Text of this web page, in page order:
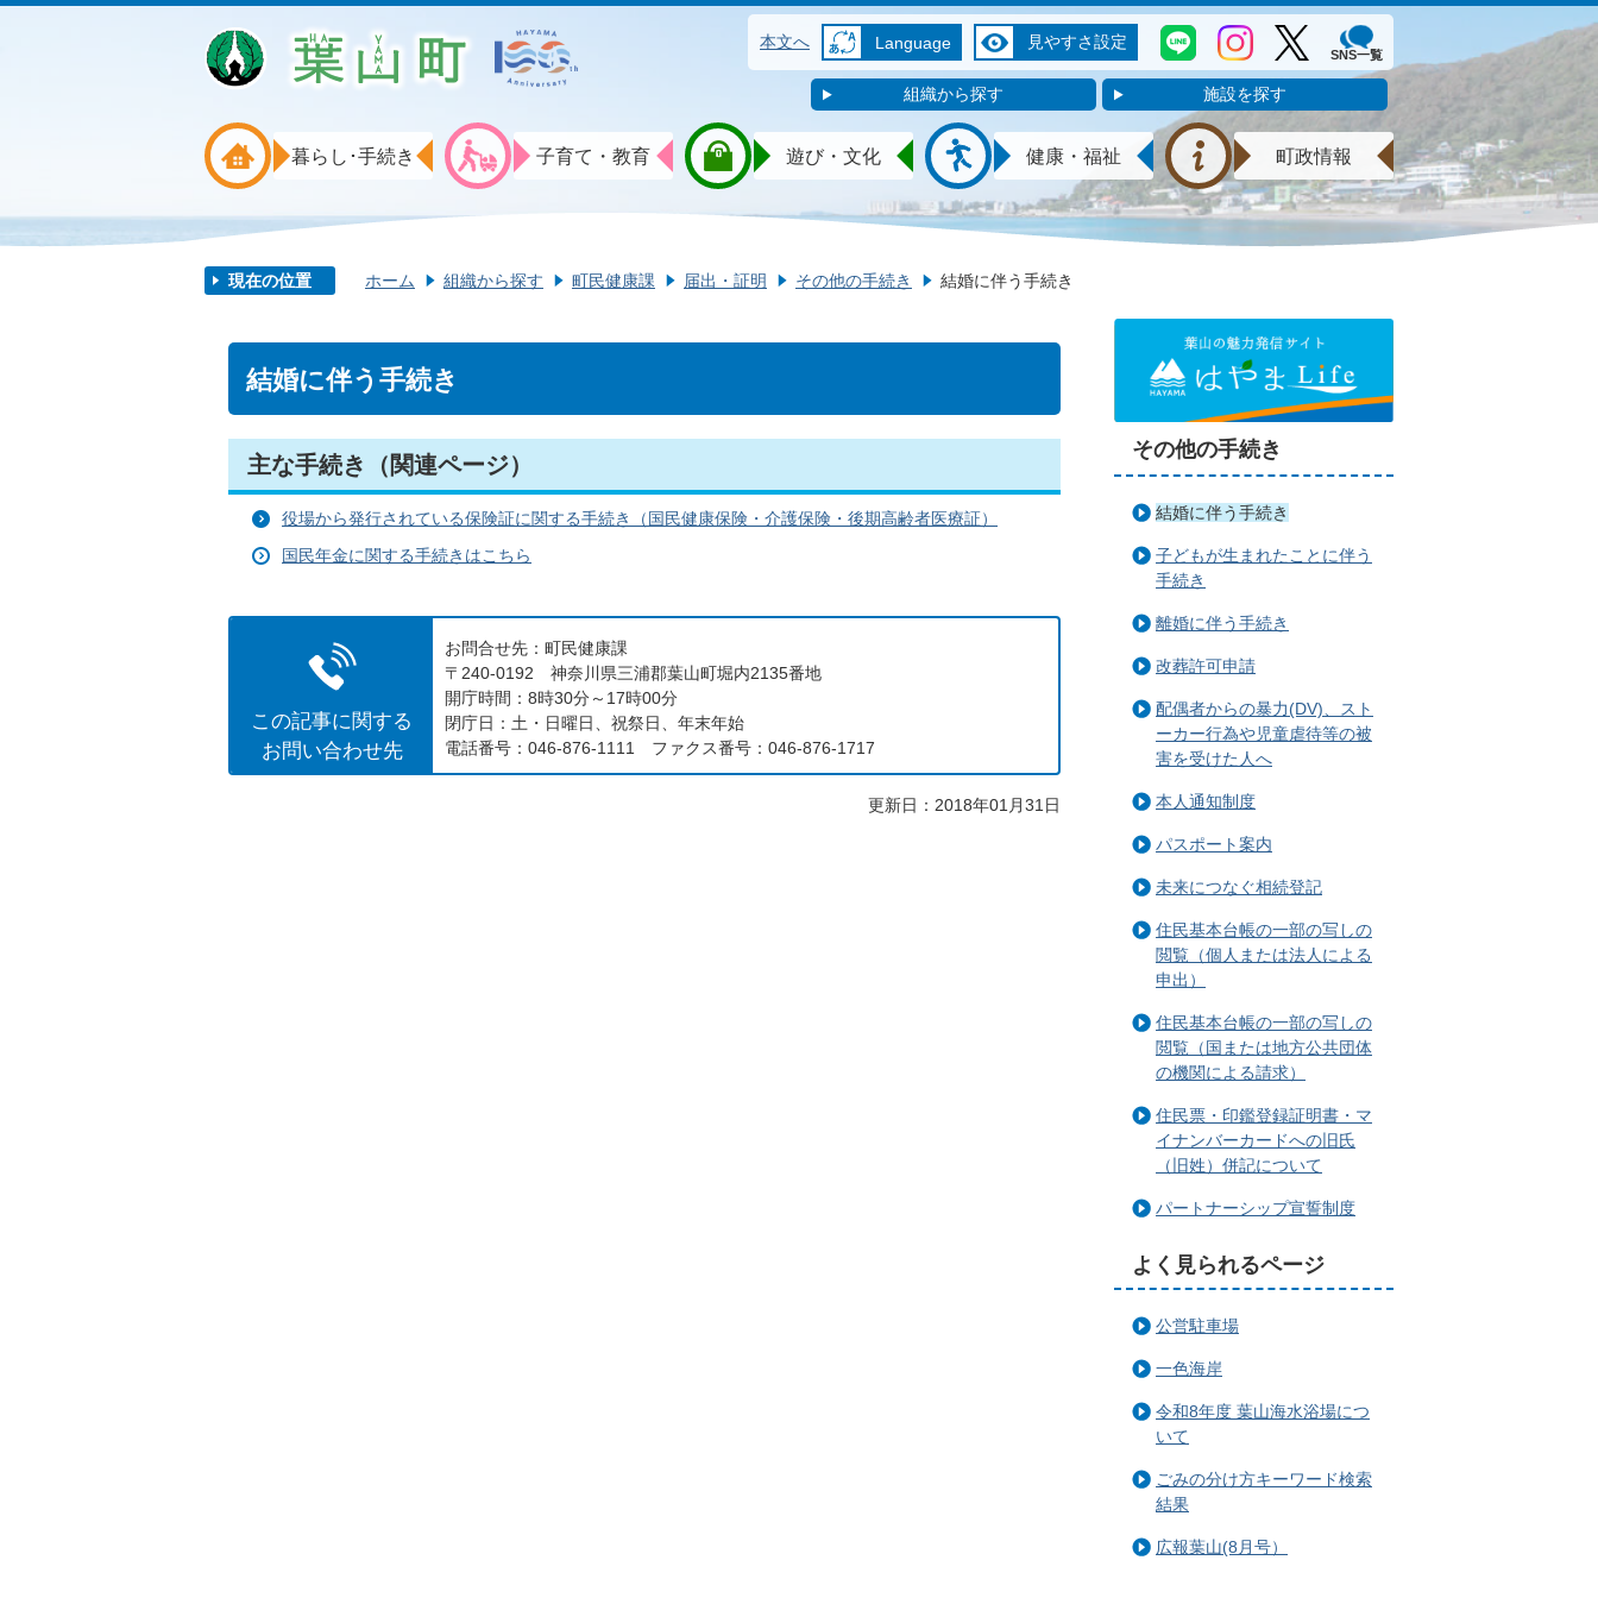
本文へ Language 見やすさ設定
SNS一覧
組織から探す 施設を探す
暮らし･手続き 子育て・教育 遊び・文化 健康・福祉 町政情報
現在の位置 ホーム 組織から探す 町民健康課 届出・証明 その他の手続き 結婚に伴う手続き
結婚に伴う手続き
主な手続き（関連ページ）
役場から発行されている保険証に関する手続き（国民健康保険・介護保険・後期高齢者医療証）
国民年金に関する手続きはこちら
この記事に関する
お問い合わせ先
お問合せ先：町民健康課
〒240-0192 神奈川県三浦郡葉山町堀内2135番地
開庁時間：8時30分～17時00分
閉庁日：土・日曜日、祝祭日、年末年始
電話番号：046-876-1111 ファクス番号：046-876-1717
更新日：2018年01月31日
その他の手続き
結婚に伴う手続き
子どもが生まれたことに伴う
手続き
離婚に伴う手続き
改葬許可申請
配偶者からの暴力(DV)、スト
ーカー行為や児童虐待等の被
害を受けた人へ
本人通知制度
パスポート案内
未来につなぐ相続登記
住民基本台帳の一部の写しの
閲覧（個人または法人による
申出）
住民基本台帳の一部の写しの
閲覧（国または地方公共団体
の機関による請求）
住民票・印鑑登録証明書・マ
イナンバーカードへの旧氏
（旧姓）併記について
パートナーシップ宣誓制度
よく見られるページ
公営駐車場
一色海岸
令和8年度 葉山海水浴場につ
いて
ごみの分け方キーワード検索
結果
広報葉山(8月号）